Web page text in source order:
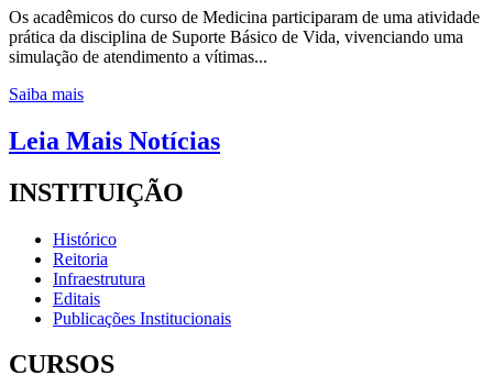
Os acadêmicos do curso de Medicina participaram de uma atividade
prática da disciplina de Suporte Básico de Vida, vivenciando uma
simulação de atendimento a vítimas...
Saiba mais
Leia Mais Notícias
INSTITUIÇÃO
Histórico
Reitoria
Infraestrutura
Editais
Publicações Institucionais
CURSOS